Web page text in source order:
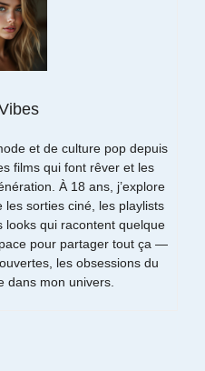
et de culture pop depuis
films qui font rêver et les
À 18 ans, j’explore
sorties ciné, les playlists
looks qui racontent quelque
pour partager tout ça —
les obsessions du
dans mon univers.